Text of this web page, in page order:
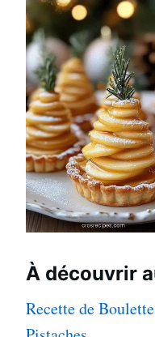
À découvrir
Recette de